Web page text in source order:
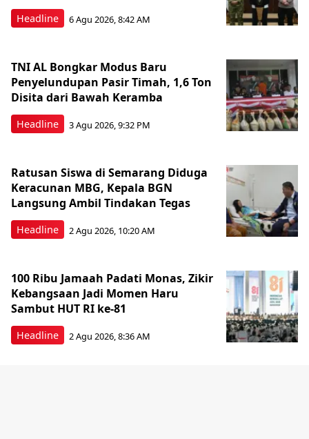
Headline 6 Agu 2026, 8:42 AM
Headline
TNI AL Bongkar Modus Baru
Penyelundupan Pasir Timah, 1,6 Ton
Disita dari Bawah Keramba
3 Agu 2026, 9:32 PM
Headline
Ratusan Siswa di Semarang Diduga
Keracunan MBG, Kepala BGN
Langsung Ambil Tindakan Tegas
2 Agu 2026, 10:20 AM
Headline
100 Ribu Jamaah Padati Monas, Zikir
Kebangsaan Jadi Momen Haru
Sambut HUT RI ke-81
2 Agu 2026, 8:36 AM